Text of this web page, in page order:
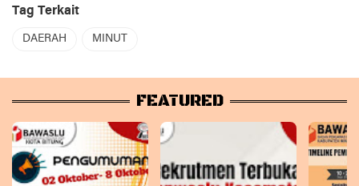
Tag Terkait
DAERAH MINUT
FEATURED